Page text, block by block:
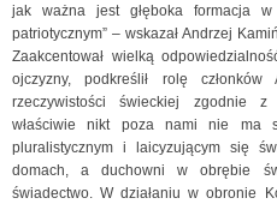
jak ważna jest głęboka formacja
patriotycznym” – wskazał Andrzej
Zaakcentował wielką
ojczyzny, podkreślił rolę
rzeczywistości świeckiej zgodnie z
właściwie nikt poza nami nie ma
pluralistycznym i laicyzującym się
domach, a duchowni w obrębie
świadectwo. W działaniu w obronie